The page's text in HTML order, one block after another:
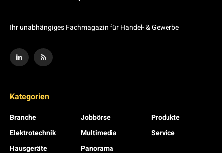
Ihr unabhängiges Fachmagazin für Handel- & Gewerbe
Kategorien
Branche
Elektrotechnik
Hausgeräte
Jobbörse
Multimedia
Panorama
Produkte
Service